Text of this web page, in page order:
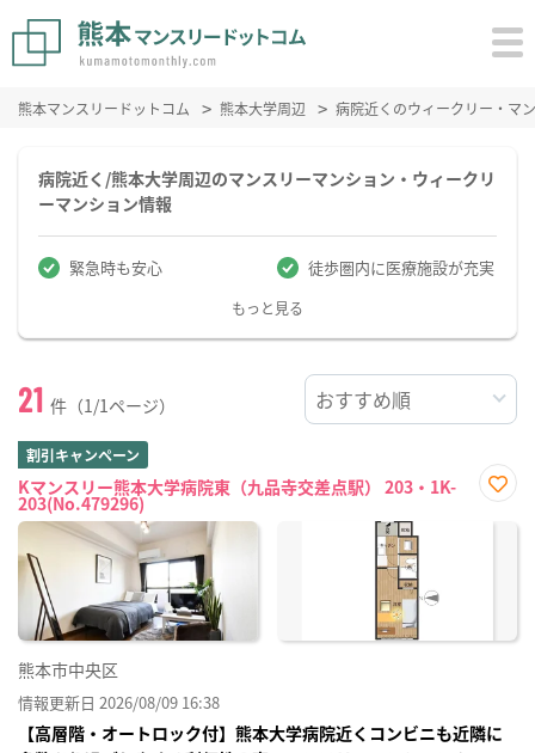
熊本マンスリードットコム 熊本大学周辺 病院近くのウィークリー・マ
病院近く/熊本大学周辺のマンスリーマンション・ウィークリ
ーマンション情報
緊急時も安心 徒歩圏内に医療施設が充実
もっと見る
21 件（1/1ページ）
割引キャンペーン
Kマンスリー熊本大学病院東（九品寺交差点駅） 203・1K-
203(No.479296)
に入
熊本市中央区
情報更新日 2026/08/09 16:38
【高層階・オートロック付】熊本大学病院近くコンビニも近隣に